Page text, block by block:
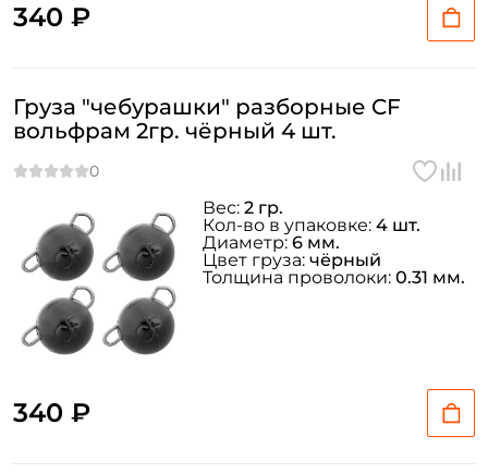
340 ₽
Груза "чебурашки" разборные CF
вольфрам 2гр. чёрный 4 шт.
340 ₽
Вес: 2 гр.
Кол-во в упаковке: 4 шт.
Диаметр: 6 мм.
Цвет груза: чёрный
Толщина проволоки: 0.31 мм.